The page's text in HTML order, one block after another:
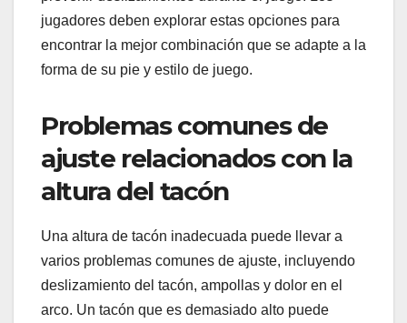
jugadores deben explorar estas opciones para
encontrar la mejor combinación que se adapte a la
forma de su pie y estilo de juego.
Problemas comunes de
ajuste relacionados con la
altura del tacón
Una altura de tacón inadecuada puede llevar a
varios problemas comunes de ajuste, incluyendo
deslizamiento del tacón, ampollas y dolor en el
arco. Un tacón que es demasiado alto puede